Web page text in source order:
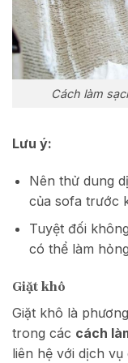
Cách làm
Lưu ý:
Nên thử dung
của sofa trước
Tuyệt đối
có thể làm
Giặt khô
Giặt khô là
trong các cách
liên hệ với dịch